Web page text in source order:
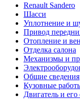
Renault Sandero
Шасси
Уплотнение и
Привод
Отопление и
Отделка салона
Механизмы и
Общие сведения
Кузовные
Двигатель и